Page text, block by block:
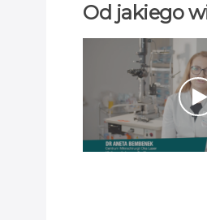
Od jakiego